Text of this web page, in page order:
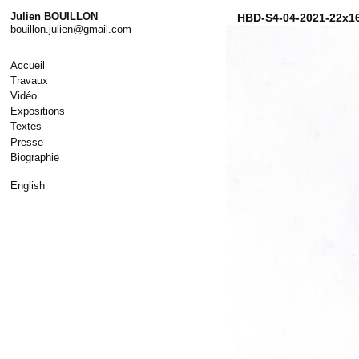
Skip
to
Julien BOUILLON
bouillon.julien@gmail.com
Accueil
Travaux
Vidéo
Expositions
Textes
Presse
Biographie
English
HBD-S4-04-2021-